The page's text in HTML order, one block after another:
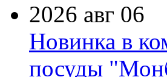
2026 авг 06
Новинка в
посуды